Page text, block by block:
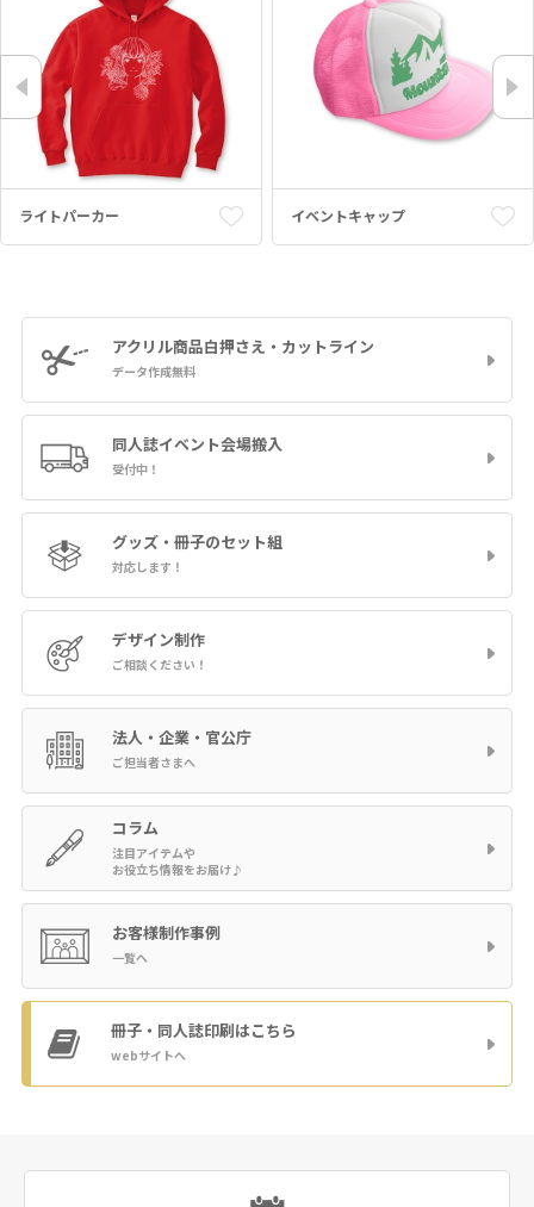
ライトパーカー イベントキャップ
アクリル商品白押さえ・カットライン
データ作成無料
同人誌イベント会場搬入
受付中！
グッズ・冊子のセット組
対応します！
デザイン制作
ご相談ください！
法人・企業・官公庁
ご担当者さまへ
コラム
注目アイテムや
お役立ち情報をお届け♪
お客様制作事例
一覧へ
冊子・同人誌印刷はこちら
webサイトへ